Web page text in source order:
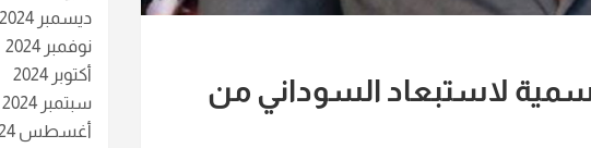
لاستبعاد السوداني من
ديسمبر 2024
نوفمبر 2024
أكتوبر 2024
سبتمبر 2024
أغسطس 2024